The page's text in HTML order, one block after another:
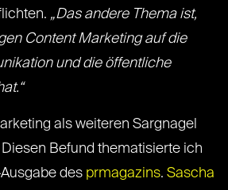
„Das andere Thema ist,
Content Marketing auf die
und die öffentliche
als weiteren Sargnagel
Befund thematisierte ich
des prmagazins. Sascha